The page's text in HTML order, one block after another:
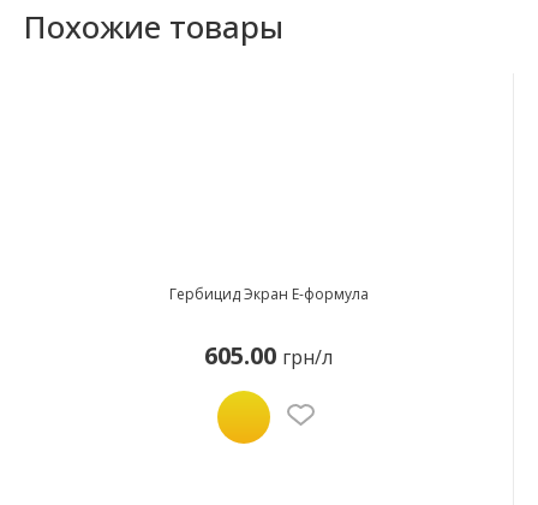
Похожие товары
Гербицид Экран Е-формула
605.00 грн/л